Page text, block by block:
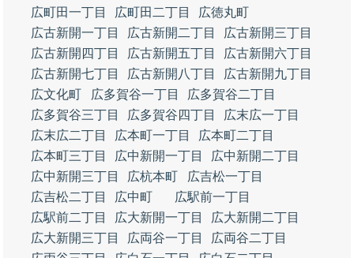
広町田一丁目
広町田二丁目
広徳丸町
広古新開一丁目
広古新開二丁目
広古新開三丁目
広古新開四丁目
広古新開五丁目
広古新開六丁目
広古新開七丁目
広古新開八丁目
広古新開九丁目
広文化町
広多賀谷一丁目
広多賀谷二丁目
広多賀谷三丁目
広多賀谷四丁目
広末広一丁目
広末広二丁目
広本町一丁目
広本町二丁目
広本町三丁目
広中新開一丁目
広中新開二丁目
広中新開三丁目
広杭本町
広吉松一丁目
広吉松二丁目
広中町
広駅前一丁目
広駅前二丁目
広大新開一丁目
広大新開二丁目
広大新開三丁目
広両谷一丁目
広両谷二丁目